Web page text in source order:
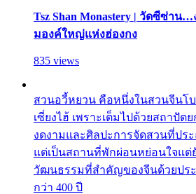
Tsz Shan Monastery | วัดซีซ่าน
มองค์ใหญ่แห่งฮ่องกง
835 views
สวนอวี้หยวน คือหนึ่งในสวนจีนโ
เซี่ยงไฮ้ เพราะเต็มไปด้วยสถาปั
งดงามและศิลปะการจัดสวนที่ปร
แต่เป็นสถานที่พักผ่อนหย่อนใจแต่
วัฒนธรรมที่สำคัญของจีนด้วยปร
กว่า 400 ปี